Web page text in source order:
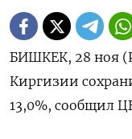
БИШКЕК, 28 ноя
Киргизии
13,0%, сообщил